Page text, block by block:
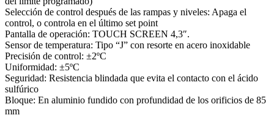
Selección de control después de las rampas y niveles: Apaga el
control, o controla en el último set point
Pantalla de operación: TOUCH SCREEN 4,3″.
Sensor de temperatura: Tipo “J” con resorte en acero inoxidable
Precisión de control: ±2ºC
Uniformidad: ±5ºC
Seguridad: Resistencia blindada que evita el contacto con el ácido
sulfúrico
Bloque: En aluminio fundido con profundidad de los orificios de 85
mm